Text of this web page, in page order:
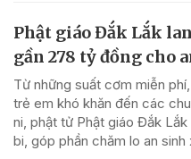
Phật giáo Đắk Lắk
gần 278 tỷ đồng cho
Từ những suất cơm miễn
trẻ em khó khăn đến các
ni, phật tử Phật giáo Đắk
bi, góp phần chăm lo an sinh